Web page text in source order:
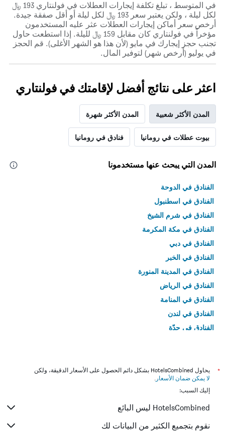
في المتوسط ، تبلغ تكلفة إيجارات العطلات في فولنتاري 193 ﷼
لكل ليلة ، ولكن يعتبر سعر 193 ﷼ لكل ليلة أو أقل صفقة جيدة.
أرخص سعر أماكن إيجارات العطلات عثر عليه المستخدمون
مؤخراً في فولنتاري كان مقابل 159 ﷼ لليلة. إذا استطعت حاول
تجنب حجز إيجارك في مايو (لأن هذا هو الشهر الأغلى). قم الحجز
في يوليو (أرخص شهر) لتوفير المال.
اعثر على نتائج أفضل لإقامتك في فولنتاري
المدن الأكثر شعبية المدن الأكثر شهرة
بيوت عطلات في رومانيا فنادق في رومانيا
المدن التي يبحث عنها مستخدمونا
الفنادق في الدوحة
الفنادق في اسطنبول
الفنادق في شرم الشيخ
الفنادق في مكة المكرمة
الفنادق في دبي
الفنادق في الخبر
الفنادق في المدينة المنورة
الفنادق في الرياض
الفنادق في المنامة
الفنادق في لندن
الفنادق في جدّة
*
يحاول HotelsCombined بشكل دائم الحصول على الأسعار الدقيقة، ولكن
لا يمكن ضمان الأسعار .
إليك السبب:
HotelsCombined ليس البائع
نقوم بتجميع الكثير من البيانات لك